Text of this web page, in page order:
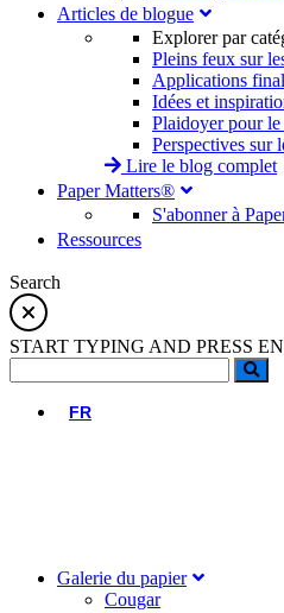
Articles de blogue
Explorer par
Pleins feux sur
Applications
Idées et
Plaidoyer pour le
Perspectives sur
Lire le blog complet
Paper Matters®
S'abonner à
Ressources
Search
START TYPING AND PRESS
FR
Galerie du papier
Cougar